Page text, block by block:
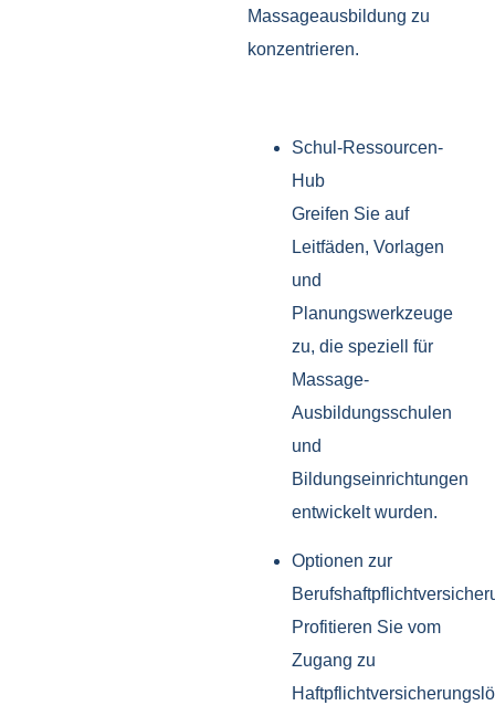
Massageausbildung zu
konzentrieren.
Schul-Ressourcen-
Hub
Greifen Sie auf
Leitfäden, Vorlagen
und
Planungswerkzeuge
zu, die speziell für
Massage-
Ausbildungsschulen
und
Bildungseinrichtungen
entwickelt wurden.
Optionen zur
Profitieren Sie vom
Zugang zu